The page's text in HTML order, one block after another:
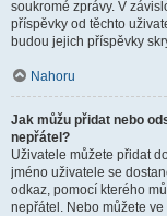
soukromé zprávy. V
příspěvky od těchto
budou jejich příspěvky
Nahoru
Jak můžu přidat nebo
nepřátel?
Uživatele můžete přidat
jméno uživatele se
odkaz, pomocí kterého
nepřátel. Nebo můžete ve